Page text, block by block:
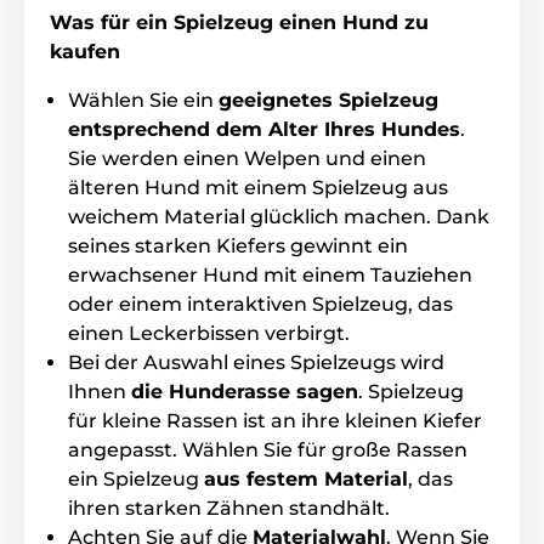
Ein interaktives Spielzeug mit einerbreiten Rinne
und einem stabilen, ausgewogenen Design
ermöglicht dem Hund, den Ball bequem zu
Was für ein Spielzeug einen Hund zu
kaufen
Wählen Sie ein geeignetes Spielzeug
entsprechend dem Alter Ihres Hundes.
Sie werden einen Welpen und einen
älteren Hund mit einem Spielzeug aus
weichem Material glücklich machen. Dank
seines starken Kiefers gewinnt ein
erwachsener Hund mit einem Tauziehen
oder einem interaktiven Spielzeug, das
einen Leckerbissen verbirgt.
Bei der Auswahl eines Spielzeugs wird
Ihnen die Hunderasse sagen. Spielzeug
für kleine Rassen ist an ihre kleinen Kiefer
angepasst. Wählen Sie für große Rassen
ein Spielzeug aus festem Material, das
ihren starken Zähnen standhält.
Achten Sie auf die Materialwahl. Wenn Sie